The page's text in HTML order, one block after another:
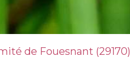
de Fouesnant (29170)